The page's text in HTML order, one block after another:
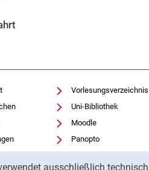
ausschließlich
Vorlesungsverzeichnis
Uni-Bibliothek
Moodle
Panopto